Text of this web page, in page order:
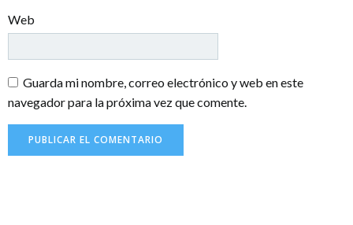
Web
Guarda mi nombre, correo electrónico y web en este
navegador para la próxima vez que comente.